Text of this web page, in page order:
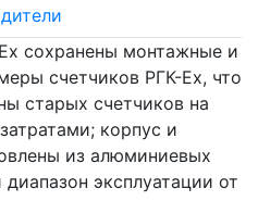
сохранены монтажные и
счетчиков РГК-Ех, что
старых счетчиков на
корпус и
из алюминиевых
эксплуатации от